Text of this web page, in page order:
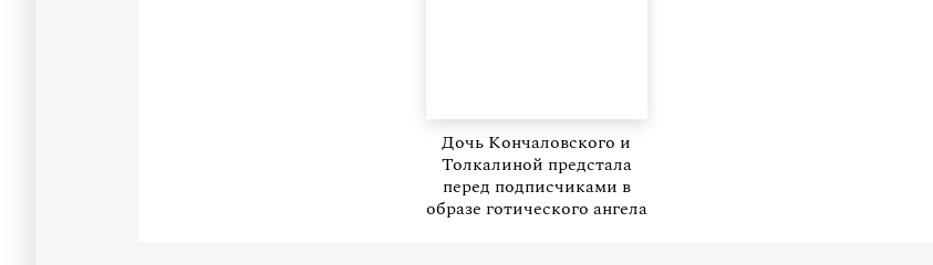
Дочь Кончаловского и
Толкалиной предстала
перед подписчиками в
образе готического ангела